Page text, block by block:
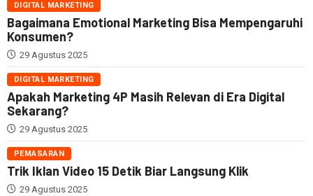
DIGITAL MARKETING
Bagaimana Emotional Marketing Bisa Mempengaruhi
Konsumen?
29 Agustus 2025
DIGITAL MARKETING
Apakah Marketing 4P Masih Relevan di Era Digital
Sekarang?
29 Agustus 2025
PEMASARAN
Trik Iklan Video 15 Detik Biar Langsung Klik
29 Agustus 2025